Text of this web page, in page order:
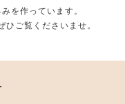
を作っています。
ご覧くださいませ。